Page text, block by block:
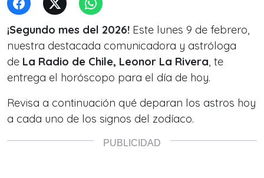
¡Segundo mes del 2026! Este lunes 9 de febrero,
nuestra destacada comunicadora y astróloga
de La Radio de Chile, Leonor La Rivera, te
entrega el horóscopo para el día de hoy.
Revisa a continuación qué deparan los astros hoy
a cada uno de los signos del zodíaco.